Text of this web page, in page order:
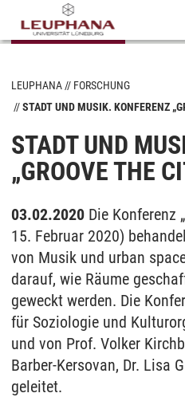
LEUPHANA
FORSCHUNG
STADT UND MUSIK. KONFERENZ
STADT UND
„GROOVE THE
03.02.2020 Die Kon­fe­renz
15. Fe­bru­ar 2020)
von Mu­sik und ur­ban
dar­auf, wie Räume
ge­weckt wer­den. Die
für So­zio­lo­gie und
und von Prof. Vol­ker
Bar­ber-Ker­so­van, Dr. Lisa
ge­lei­tet.